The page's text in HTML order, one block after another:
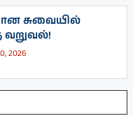
சுவையில்
வறுவல்!
2026